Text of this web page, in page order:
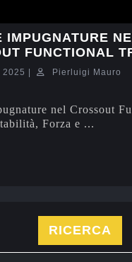
IMPUGNATURE
FUNCTIONAL
2025 Pierluigi Mauro
nel Crossout
Forza e ...
RICERCA